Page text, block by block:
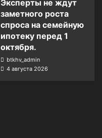
Эксперты не ждут
заметного роста
спроса на семейную
ипотеку перед 1
октября.
btkhv_admin
4 августа 2026